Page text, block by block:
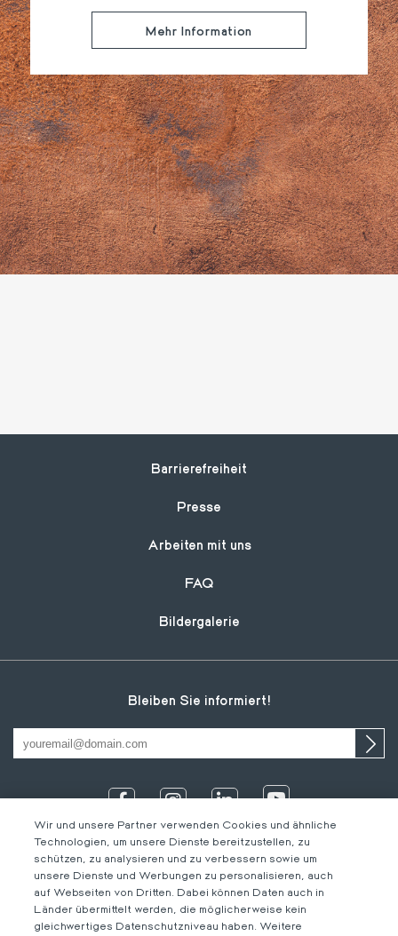
Mehr Information
Footer
Barrierefreiheit
Presse
Arbeiten mit uns
FAQ
Bildergalerie
Bleiben Sie informiert!
IT
Wir und unsere Partner verwenden Cookies und ähnliche
Technologien, um unsere Dienste bereitzustellen, zu
schützen, zu analysieren und zu verbessern sowie um
unsere Dienste und Werbungen zu personalisieren, auch
auf Webseiten von Dritten. Dabei können Daten auch in
Länder übermittelt werden, die möglicherweise kein
gleichwertiges Datenschutzniveau haben. Weitere